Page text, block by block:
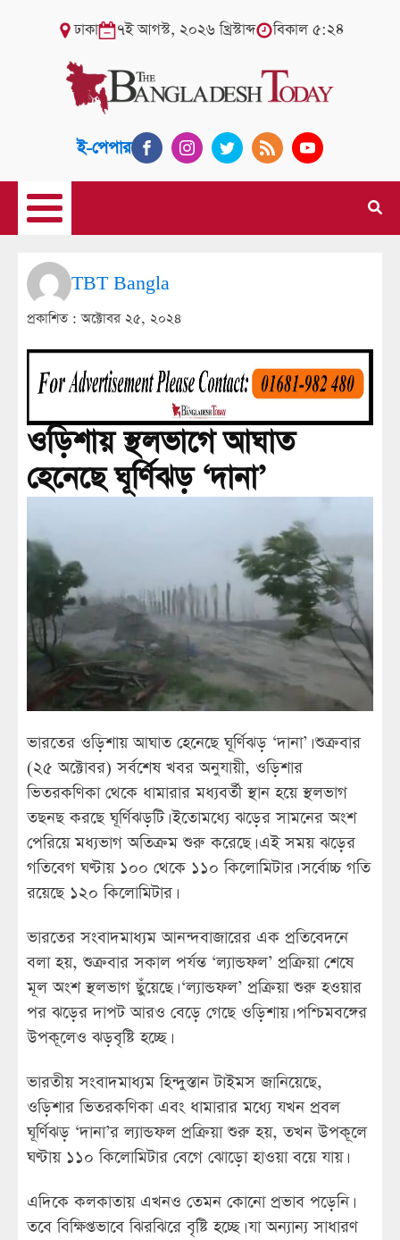
ঢাকা ৭ই আগস্ট, ২০২৬ খ্রিস্টাব্দ বিকাল ৫:২৪
ই-পেপার
TBT Bangla
প্রকাশিত :অক্টোবর ২৫, ২০২৪
ওড়িশায় স্থলভাগে আঘাত
হেনেছে ঘূর্ণিঝড় ‘দানা’
ভারতের ওড়িশায় আঘাত হেনেছে ঘূর্ণিঝড় ‘দানা’। শুক্রবার
(২৫ অক্টোবর) সর্বশেষ খবর অনুযায়ী, ওড়িশার
ভিতরকণিকা থেকে ধামারার মধ্যবর্তী স্থান হয়ে স্থলভাগ
তছনছ করছে ঘূর্ণিঝড়টি। ইতোমধ্যে ঝড়ের সামনের অংশ
পেরিয়ে মধ্যভাগ অতিক্রম শুরু করেছে। এই সময় ঝড়ের
গতিবেগ ঘণ্টায় ১০০ থেকে ১১০ কিলোমিটার। সর্বোচ্চ গতি
রয়েছে ১২০ কিলোমিটার।
ভারতের সংবাদমাধ্যম আনন্দবাজারের এক প্রতিবেদনে
বলা হয়, শুক্রবার সকাল পর্যন্ত ‘ল্যান্ডফল’ প্রক্রিয়া শেষে
মূল অংশ স্থলভাগ ছুঁয়েছে। ‘ল্যান্ডফল’ প্রক্রিয়া শুরু হওয়ার
পর ঝড়ের দাপট আরও বেড়ে গেছে ওড়িশায়। পশ্চিমবঙ্গের
উপকূলেও ঝড়বৃষ্টি হচ্ছে।
ভারতীয় সংবাদমাধ্যম হিন্দুস্তান টাইমস জানিয়েছে,
ওড়িশার ভিতরকণিকা এবং ধামারার মধ্যে যখন প্রবল
ঘূর্ণিঝড় ‘দানা’র ল্যান্ডফল প্রক্রিয়া শুরু হয়, তখন উপকূলে
ঘণ্টায় ১১০ কিলোমিটার বেগে ঝোড়ো হাওয়া বয়ে যায়।
এদিকে কলকাতায় এখনও তেমন কোনো প্রভাব পড়েনি।
তবে বিক্ষিপ্তভাবে ঝিরঝিরে বৃষ্টি হচ্ছে। যা অন্যান্য সাধারণ